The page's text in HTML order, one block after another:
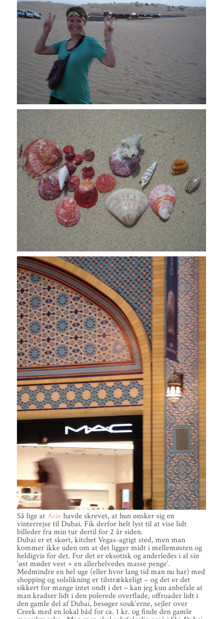
Så lige atAciehavde skrevet, at hun ønsker sig en
vinterrejse til Dubai. Fik derfor helt lyst til at vise lidt
billeder fra min tur dertil for 2 år siden.
Dubai er et skørt, kitchet Vegas-agtigt sted, men man
kommer ikke uden om at det ligger midt i mellemøsten og
heldigvis for det. For det er eksotisk og anderledes i al sin
‘øst møder vest + en allerhelvedes masse penge’.
Medmindre en hel uge (eller hvor lang tid man nu har) med
shopping og solslikning er tilstrækkeligt – og det er det
sikkert for mange intet ondt i det – kan jeg kun anbefale at
man kradser lidt i den polerede overflade, offroader lidt i
den gamle del af Dubai, besøger souk’erne, sejler over
Creek med en lokal båd for ca. 1 kr. og finde den gamle